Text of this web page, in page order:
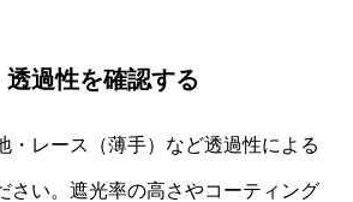
過性を確認する
・レース（薄手）など透過性による
さい。遮光率の高さやコーティング